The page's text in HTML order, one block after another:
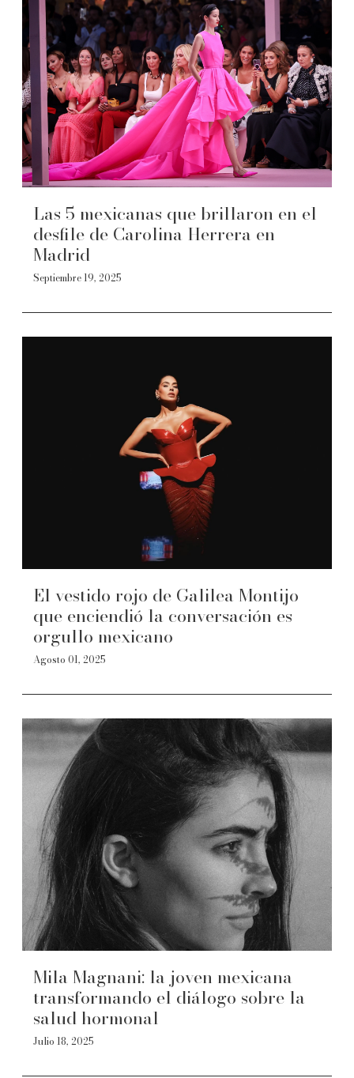
Las 5 mexicanas que brillaron en el
desfile de Carolina Herrera en
Madrid
Septiembre 19, 2025
El vestido rojo de Galilea Montijo
que enciendió la conversación es
orgullo mexicano
Agosto 01, 2025
Mila Magnani: la joven mexicana
transformando el diálogo sobre la
salud hormonal
Julio 18, 2025